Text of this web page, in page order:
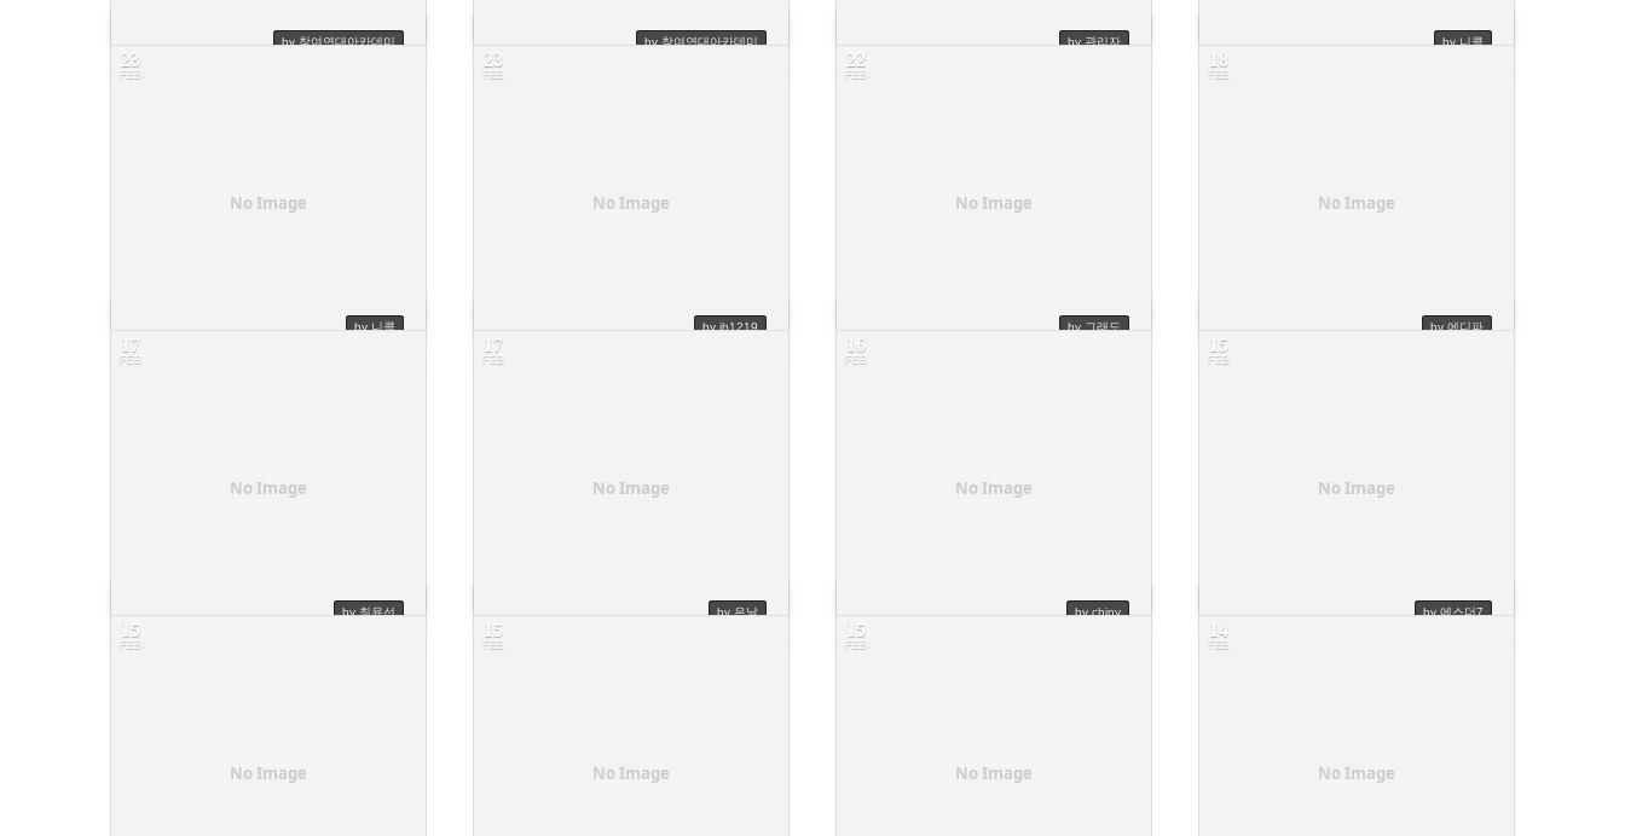
by 참여연대아카데미 by 참여연대아카데미 by 관리자 by 니콜
No Image
23
FEB
by 니콜
No Image
23
FEB
by jh1219
No Image
22
FEB
by 그래도
No Image
18
FEB
by 에디파
No Image
17
FEB
by 최윤선
No Image
17
FEB
by 은날
No Image
16
FEB
by chiny
No Image
15
FEB
by 에스더7
No Image
15
FEB
No Image
15
FEB
No Image
15
FEB
No Image
14
FEB